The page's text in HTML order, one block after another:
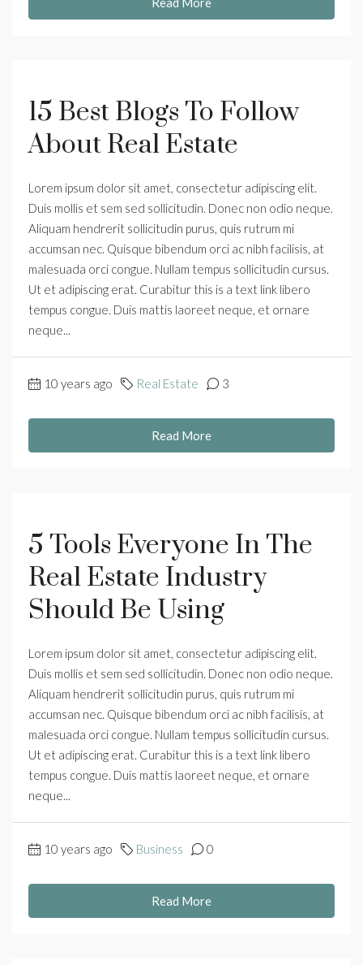
15 Best Blogs To Follow
About Real Estate
Lorem ipsum dolor sit amet, consectetur adipiscing elit.
Duis mollis et sem sed sollicitudin. Donec non odio neque.
Aliquam hendrerit sollicitudin purus, quis rutrum mi
accumsan nec. Quisque bibendum orci ac nibh facilisis, at
malesuada orci congue. Nullam tempus sollicitudin cursus.
Ut et adipiscing erat. Curabitur this is a text link libero
tempus congue. Duis mattis laoreet neque, et ornare
neque...
10 years ago Real Estate 3
Read More
5 Tools Everyone In The
Real Estate Industry
Should Be Using
Lorem ipsum dolor sit amet, consectetur adipiscing elit.
Duis mollis et sem sed sollicitudin. Donec non odio neque.
Aliquam hendrerit sollicitudin purus, quis rutrum mi
accumsan nec. Quisque bibendum orci ac nibh facilisis, at
malesuada orci congue. Nullam tempus sollicitudin cursus.
Ut et adipiscing erat. Curabitur this is a text link libero
tempus congue. Duis mattis laoreet neque, et ornare
neque...
10 years ago Business 0
Read More